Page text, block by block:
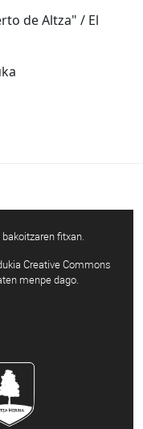
de Altza" / El
fitxan.
Creative Commons
menpe dago.